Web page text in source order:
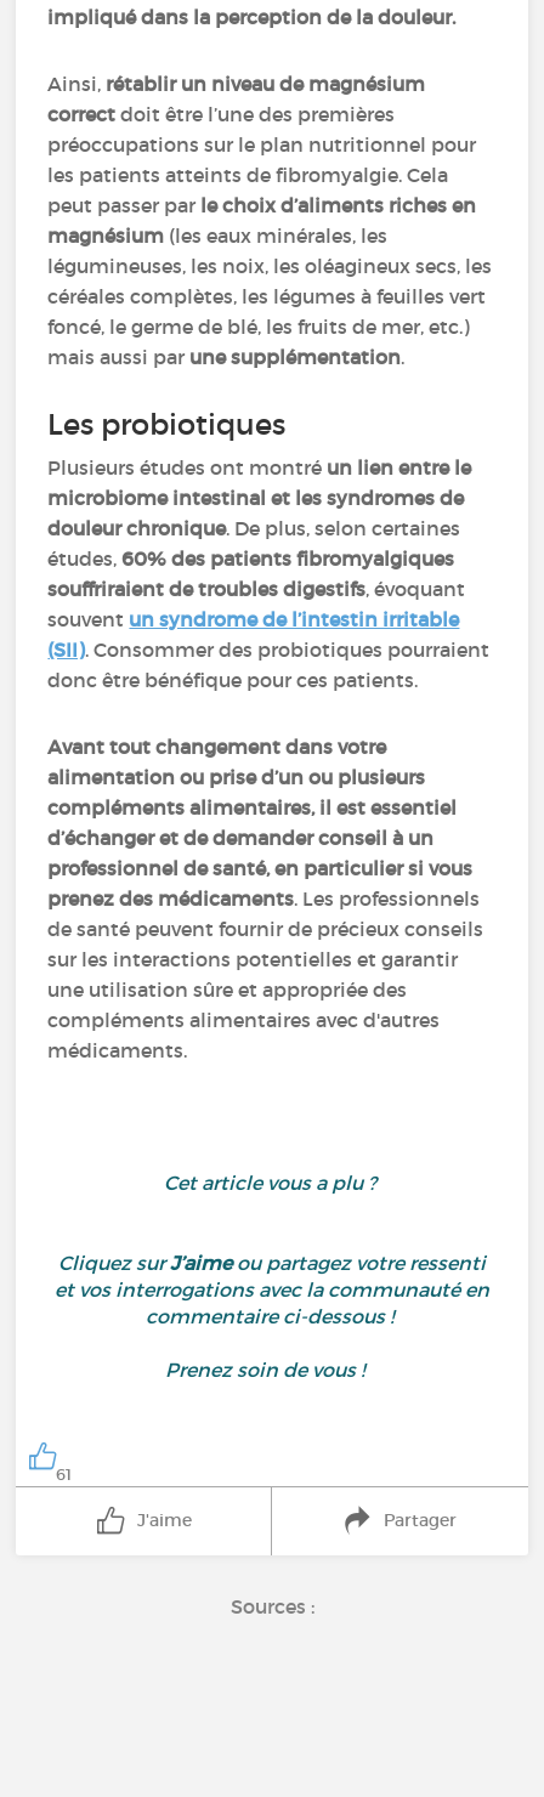
impliqué dans la perception de la douleur.
Ainsi, rétablir un niveau de magnésium
correctdoit être l’une des premières
préoccupations sur le plan nutritionnel pour
les patients atteints de fibromyalgie. Cela
peut passer par le choix d’aliments riches en
magnésium (les eaux minérales, les
légumineuses, les noix, les oléagineux secs, les
céréales complètes, les légumes à feuilles vert
foncé, le germe de blé, les fruits de mer, etc.)
mais aussi par une supplémentation.
Les probiotiques
Plusieurs études ont montré un lien entre le
microbiome intestinal et les syndromes de
douleur chronique. De plus, selon certaines
études,60% des patients fibromyalgiques
souffriraient de troubles digestifs, évoquant
souvent un syndrome de l’intestin irritable
(SII). Consommer des probiotiques pourraient
donc être bénéfique pour ces patients.
Avant tout changement dans votre
alimentation ou prise d’un ou plusieurs
compléments alimentaires, il est essentiel
d’échanger et de demander conseil à un
professionnel de santé, en particulier si vous
prenez des médicaments. Les professionnels
de santé peuvent fournir de précieux conseils
sur les interactions potentielles et garantir
une utilisation sûre et appropriée des
compléments alimentaires avec d'autres
médicaments.
Cet article vous a plu ?
Cliquez surJ’aimeou partagez votre ressenti
et vos interrogations avec la communauté en
commentaire ci-dessous !
Prenez soin de vous !
61
J'aime Partager
Sources :